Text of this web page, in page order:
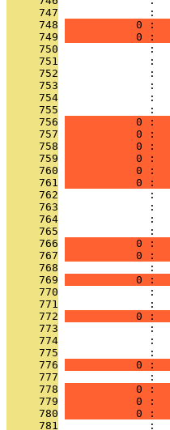
     747
:
     748
0 :
     749
0 :
     750
:
     751
:
     752
:
     753
:
     754
:
     755
              :
     756
0 :
     757
0 :
     758
0 :
     759
0 :
     760
0 :
     761
0 :
     762
              :
     763
:
     764
:
     765
:
     766
0 :
     767
0 :
     768
              :
     769
0 :
     770
              :
     771
:
     772
0 :
     773
              :
     774
:
     775
:
     776
0 :
     777
              :
     778
0 :
     779
0 :
     780
0 :
     781
              :